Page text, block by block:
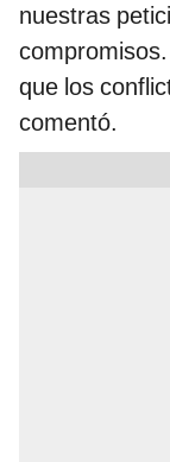
nuestras
que los
comentó.